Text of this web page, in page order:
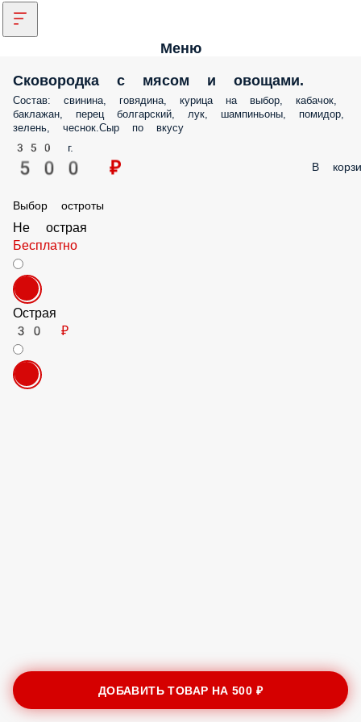
Меню
Сковородка с мясом и овощами.
Состав: свинина, говядина, курица на выбор, кабачок,
баклажан, перец болгарский, лук, шампиньоны, помидор,
зелень, чеснок.Сыр по вкусу
350 г.
500 ₽ В
Выбор остроты
Не острая
Бесплатно
Острая
30 ₽
ДОБАВИТЬ ТОВАР НА500 ₽